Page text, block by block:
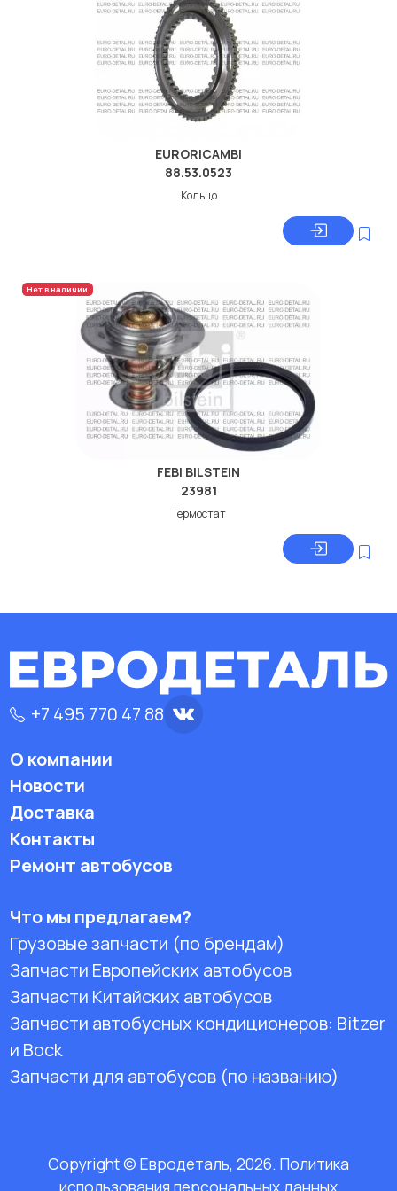
EURORICAMBI
88.53.0523
Кольцо
Нет в наличии
FEBI BILSTEIN
23981
Термостат
+7 495 770 47 88
О компании
Новости
Доставка
Контакты
Ремонт автобусов
Что мы предлагаем?
Грузовые запчасти (по брендам)
Запчасти Европейских автобусов
Запчасти Китайских автобусов
Запчасти автобусных кондиционеров: Bitzer
и Bock
Запчасти для автобусов (по названию)
Copyright © Евродеталь, 2026. Политика
использования персональных данных